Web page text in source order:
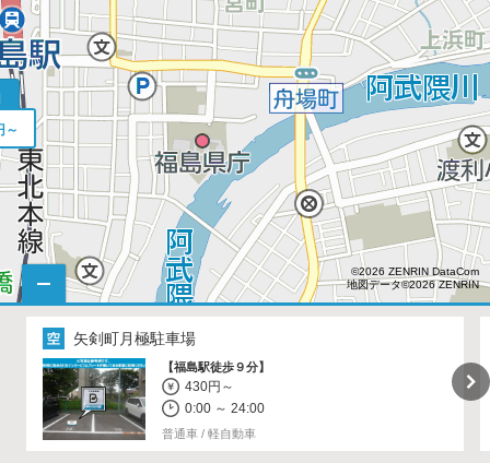
～
©2026 ZENRIN DataCom
地図データ©2026 ZENRIN
矢剣町月極駐車場
【福島駅徒歩９分】
430円～
0:00 ～ 24:00
普通車 / 軽自動車